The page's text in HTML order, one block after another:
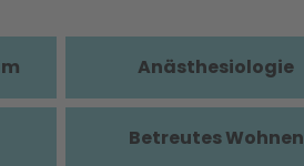
Anästhesiologie
Betreutes Wohnen